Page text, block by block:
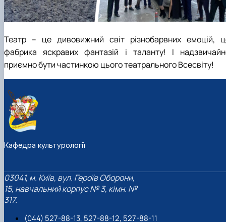
Театр – це дивовижний світ різнобарвних емоцій,
фабрика яскравих фантазій і таланту! І
приємно бути частинкою цього театрального Всесвіту!
Кафедра культурології
03041, м. Київ, вул. Героїв Оборони,
15, навчальний корпус № 3, кімн. №
317.
(044) 527-88-13, 527-88-12, 527-88-11